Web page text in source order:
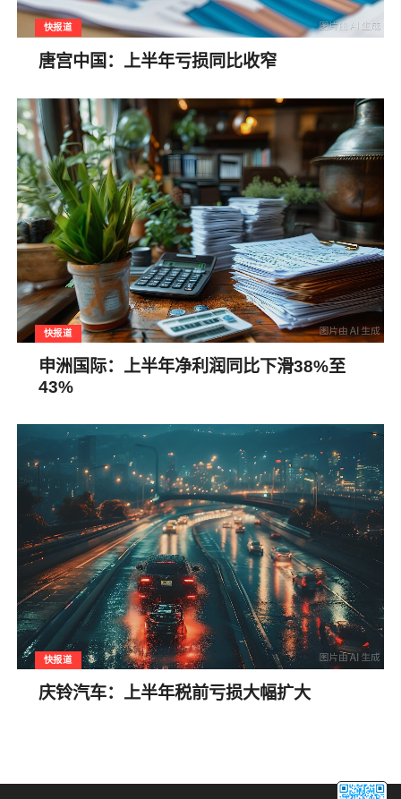
快报道
唐宫中国：上半年亏损同比收窄
快报道
申洲国际：上半年净利润同比下滑38%至
43%
快报道
庆铃汽车：上半年税前亏损大幅扩大